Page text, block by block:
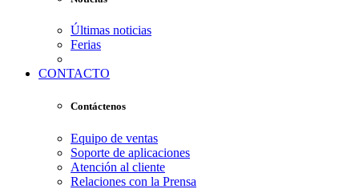
Últimas noticias
Ferias
CONTACTO
Contáctenos
Equipo de ventas
Soporte de aplicaciones
Atención al cliente
Relaciones con la Prensa